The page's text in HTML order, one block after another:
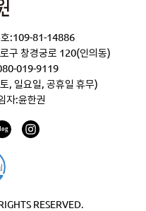
호:109-81-14886
구 창경궁로 120(인의동)
019-9119
, 일요일, 공휴일 휴무)
자:윤한권
RESERVED.